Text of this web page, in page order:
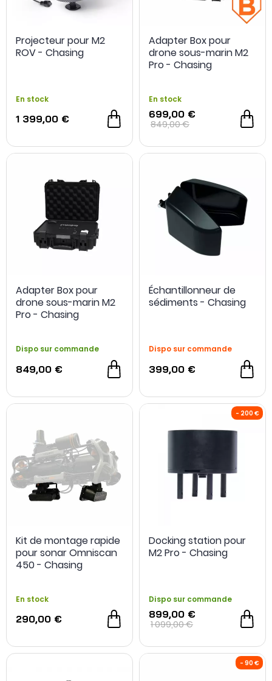
Projecteur pour M2
ROV - Chasing
En stock
1 399,00 €
Adapter Box pour
drone sous-marin M2
Pro - Chasing
En stock
699,00 €
849,00 €
Adapter Box pour
drone sous-marin M2
Pro - Chasing
Dispo sur commande
849,00 €
Échantillonneur de
sédiments - Chasing
Dispo sur commande
399,00 €
Kit de montage rapide
pour sonar Omniscan
450 - Chasing
En stock
290,00 €
Docking station pour
M2 Pro - Chasing
Dispo sur commande
899,00 €
1 099,00 €